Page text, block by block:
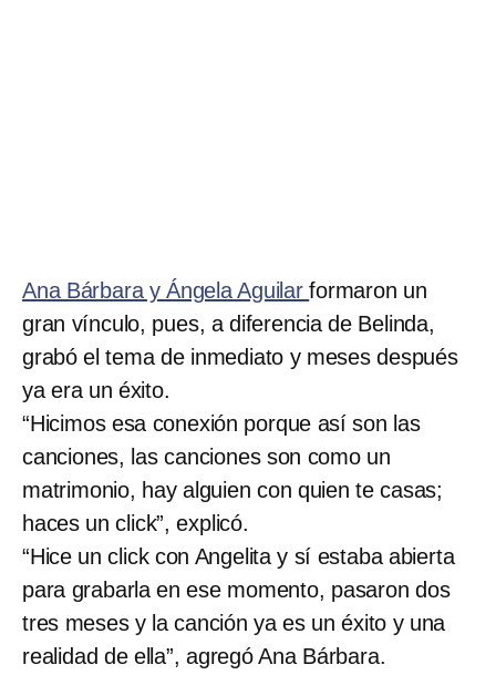
Ana Bárbara y Ángela Aguilarformaron un
gran vínculo, pues, a diferencia de Belinda,
grabó el tema de inmediato y meses después
ya era un éxito.
“Hicimos esa conexión porque así son las
canciones, las canciones son como un
matrimonio, hay alguien con quien te casas;
haces un click”, explicó.
“Hice un click con Angelita y sí estaba abierta
para grabarla en ese momento, pasaron dos
tres meses y la canción ya es un éxito y una
realidad de ella”, agregó Ana Bárbara.